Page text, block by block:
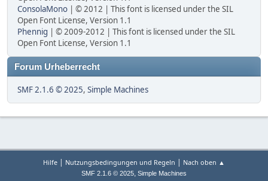
ConsolaMono | © 2012 | This font is licensed under the SIL
Open Font License, Version 1.1
Phennig | © 2009-2012 | This font is licensed under the SIL
Open Font License, Version 1.1
Forum Urheberrecht
SMF 2.1.6 © 2025, Simple Machines
Hilfe | Nutzungsbedingungen und Regeln | Nach oben ▲
SMF 2.1.6 © 2025, Simple Machines